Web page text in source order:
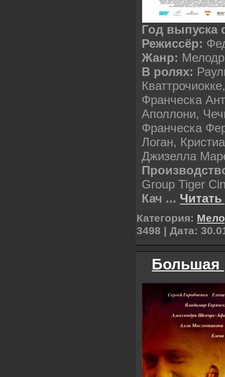
Год
Режиссёр:
Жанр:
В ролях:
Франческа
Аполлони,
Франческа
Логан,
Джизелла
Group Tiger
Кач ...
Категория:
3498 | Дата:
Большая